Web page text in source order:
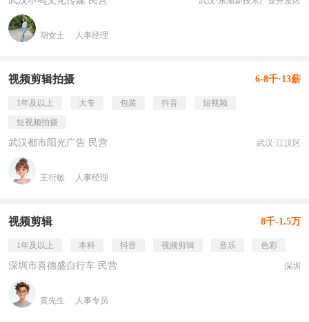
胡女士 人事经理
视频剪辑拍摄 6-8千·13薪
1年及以上 大专 包装 抖音
短视频
短视频拍摄
武汉都市阳光广告 民营 武汉·江汉区
王衍敏 人事经理
视频剪辑 8千-1.5万
1年及以上 本科 抖音 视频剪辑 音乐 色彩
深圳市喜德盛自行车 民营 深圳
黄先生 人事专员